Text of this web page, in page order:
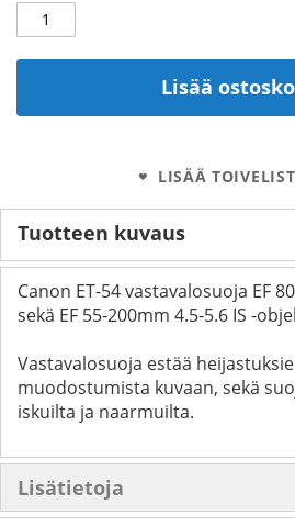
Lisää
LISÄÄ
Tuotteen kuvaus
Canon ET-54 vastavalosuoja EF
sekä EF 55-200mm 4.5-5.6 IS -
Vastavalosuoja estää
muodostumista kuvaan, sekä
iskuilta ja naarmuilta.
Lisätietoja